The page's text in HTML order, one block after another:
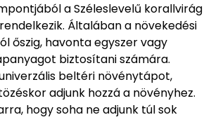
a Széleslevelű korallvirág
Általában a növekedési
őszig, havonta egyszer vagy
biztosítani számára.
beltéri növénytápot,
adjunk hozzá a növényhez.
hogy soha ne adjunk túl sok